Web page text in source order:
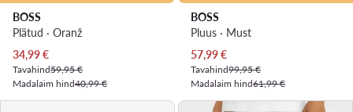
BOSS
Plätud · Oranž
Praegune hind
34,99€
Tavahind59,95 €
Madalaim hind40,99 €
BOSS
Pluus · Must
Praegune hind
57,99€
Tavahind99,95 €
Madalaim hind61,99 €